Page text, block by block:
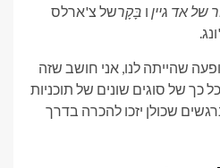
של אד גיין ו בָּקָרשל צ'ארלס
שהייתה לנו, אני חושב שזה
כל כך של סוגים שונים של תוכניות
שכולן יזכו להכרה בדרך